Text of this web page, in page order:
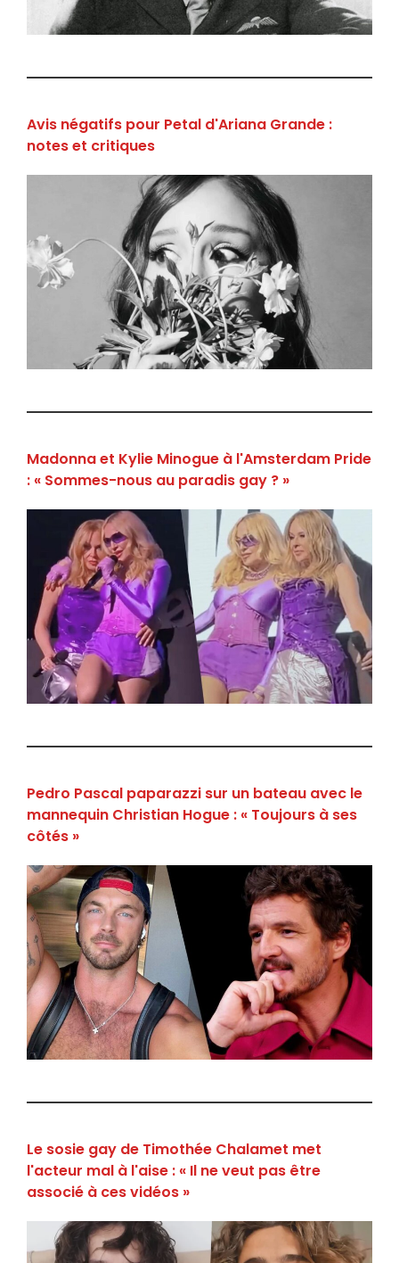
Avis négatifs pour Petal d'Ariana Grande :
notes et critiques
Madonna et Kylie Minogue à l'Amsterdam Pride
: « Sommes-nous au paradis gay ? »
Pedro Pascal paparazzi sur un bateau avec le
mannequin Christian Hogue : « Toujours à ses
côtés »
Le sosie gay de Timothée Chalamet met
l'acteur mal à l'aise : « Il ne veut pas être
associé à ces vidéos »